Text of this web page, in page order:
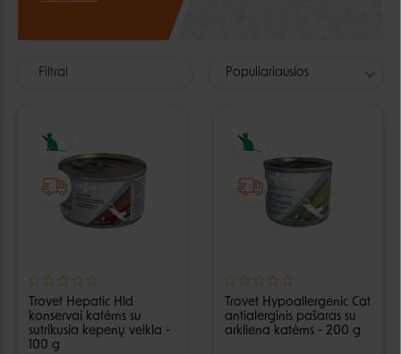
Filtrai Populiariausios
Trovet Hepatic Hld
konservai katėms su
sutrikusia kepenų veikla -
100 g
Trovet Hypoallergenic Cat
antialerginis pašaras su
arkliena katėms - 200 g